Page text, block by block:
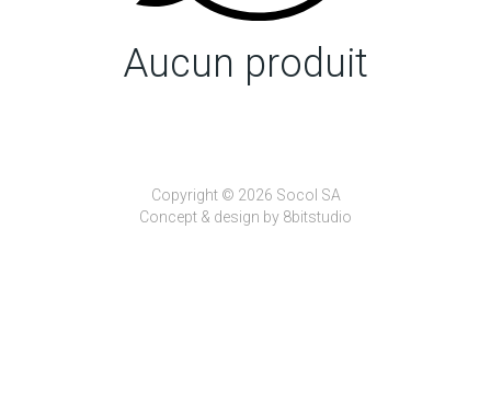
Aucun produit
Copyright © 2026 Socol SA
Concept & design by 8bitstudio